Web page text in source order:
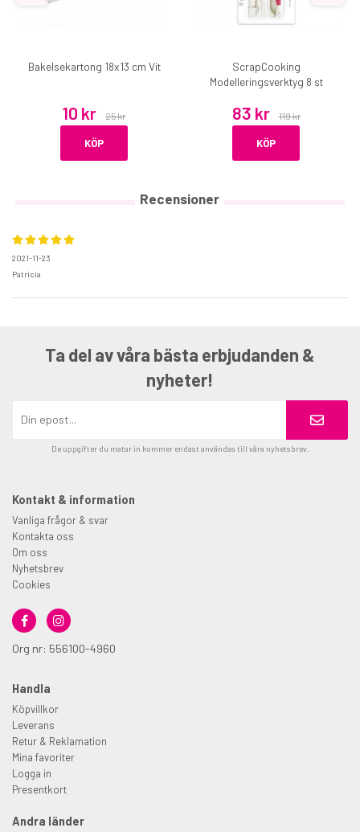
Bakelsekartong 18x13 cm Vit
10 kr 25 kr
KÖP
ScrapCooking
Modelleringsverktyg 8 st
83 kr 119 kr
KÖP
Recensioner
2021-11-23
Patricia
Ta del av våra bästa erbjudanden &
nyheter!
De uppgifter du matar in kommer endast användas till våra nyhetsbrev.
Kontakt & information
Vanliga frågor & svar
Kontakta oss
Om oss
Nyhetsbrev
Cookies
Org nr: 556100-4960
Handla
Köpvillkor
Leverans
Retur & Reklamation
Mina favoriter
Logga in
Presentkort
Andra länder